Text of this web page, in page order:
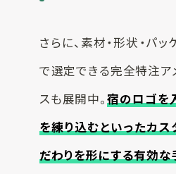
さらに、素材・形状・パ
で選定できる完全特注ア
スも展開中。宿のロゴを
を練り込むといったカス
だわりを形にする有効